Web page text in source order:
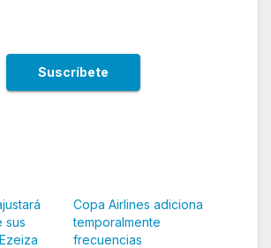
sus
Copa Airlines adiciona
temporalmente
frecuencias